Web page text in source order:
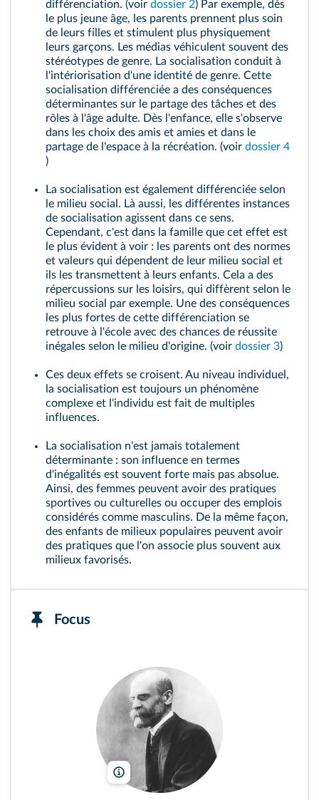
différenciation. (voir dossier 2) Par exemple, dès
le plus jeune âge, les parents prennent plus soin
de leurs filles et stimulent plus physiquement
leurs garçons. Les médias véhiculent souvent des
stéréotypes de genre. La socialisation conduit à
l'intériorisation d'une identité de genre. Cette
socialisation différenciée a des conséquences
déterminantes sur le partage des tâches et des
rôles à l'âge adulte. Dès l'enfance, elle s'observe
dans les choix des amis et amies et dans le
partage de l'espace à la récréation. (voir dossier 4
)
La socialisation est également différenciée selon
le milieu social. Là aussi, les différentes instances
de socialisation agissent dans ce sens.
Cependant, c'est dans la famille que cet effet est
le plus évident à voir : les parents ont des normes
et valeurs qui dépendent de leur milieu social et
ils les transmettent à leurs enfants. Cela a des
répercussions sur les loisirs, qui diffèrent selon le
milieu social par exemple. Une des conséquences
les plus fortes de cette différenciation se
retrouve à l'école avec des chances de réussite
inégales selon le milieu d'origine. (voir dossier 3)
Ces deux effets se croisent. Au niveau individuel,
la socialisation est toujours un phénomène
complexe et l'individu est fait de multiples
influences.
La socialisation n'est jamais totalement
déterminante : son influence en termes
d'inégalités est souvent forte mais pas absolue.
Ainsi, des femmes peuvent avoir des pratiques
sportives ou culturelles ou occuper des emplois
considérés comme masculins. De la même façon,
des enfants de milieux populaires peuvent avoir
des pratiques que l'on associe plus souvent aux
milieux favorisés.
Focus
Bettmann/Contributeur/Getty